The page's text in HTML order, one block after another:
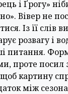
і Ґрогу»
Вівер не
Із її слів
розвагу і
питання.
проте посил
картину
між